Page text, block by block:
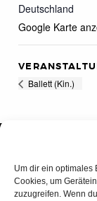
Um dir ein optimales
Cookies, um
zuzugreifen. Wenn
Deutschland
Google Karte
Ballett (Kin.)